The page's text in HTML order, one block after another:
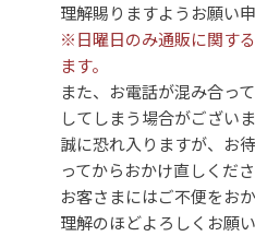
理解賜りますようお願い
※日曜日のみ通販に関す
ます。
また、お電話が混み合っ
してしまう場合がございま
誠に恐れ入りますが、お
ってからおかけ直しくださ
お客さまにはご不便をお
理解のほどよろしくお願